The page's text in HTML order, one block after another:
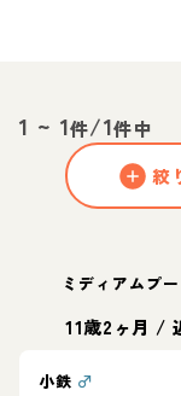
1 ~ 1件/1件中
絞
ミディアムプ
11歳2ヶ月 /
小鉄 ♂